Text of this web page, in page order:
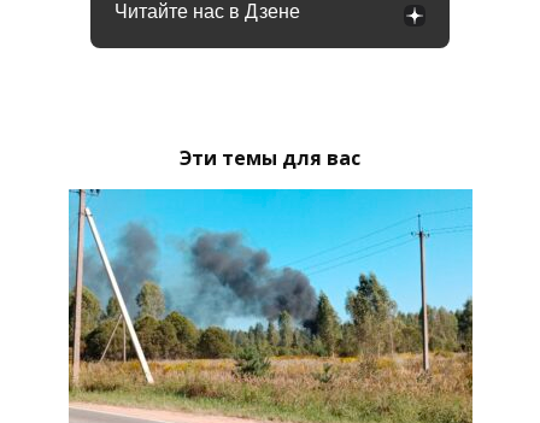
Читайте нас в Дзене
Эти темы для вас